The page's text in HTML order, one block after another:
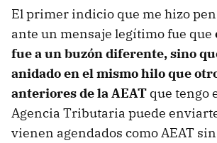
El primer indicio que me hizo
ante un mensaje legítimo fue que
fue a un buzón diferente, sino
anidado en el mismo hilo que
anteriores de la AEAT que tengo
Agencia Tributaria puede
vienen agendados como AEAT